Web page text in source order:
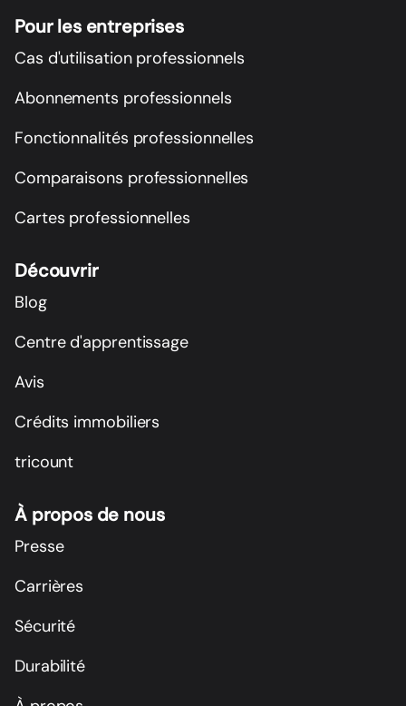
Pour les entreprises
Cas d'utilisation professionnels
Abonnements professionnels
Fonctionnalités professionnelles
Comparaisons professionnelles
Cartes professionnelles
Découvrir
Blog
Centre d'apprentissage
Avis
Crédits immobiliers
tricount
À propos de nous
Presse
Carrières
Sécurité
Durabilité